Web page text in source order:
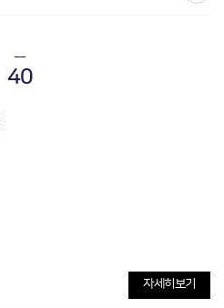
40
자세히보기